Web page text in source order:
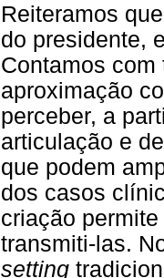
Reiteramos
do presidente,
Contamos
aproximação
perceber, a
articulação e
que podem
dos casos
criação
transmiti-las.
setting